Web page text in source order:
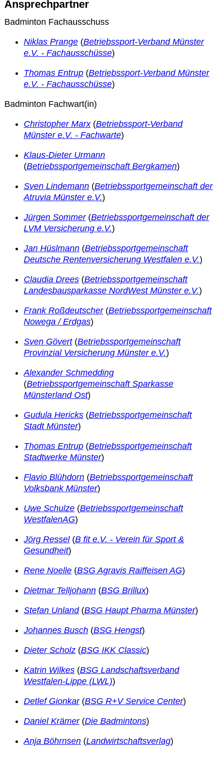
übergeordnete Verbände
12 Gründe
Chronik
Leitbild
Service
Anmeldung zum Erste-Hilfe-Kurs
Downloads
Kalender
Site Map
Anmelden
Betriebssportiade
Ansprechpartner
Badminton Fachausschuss
Niklas Prange (Betriebssport-Verband Münster
e.V. - Fachausschüsse)
Thomas Entrup (Betriebssport-Verband Münster
e.V. - Fachausschüsse)
Badminton Fachwart(in)
Christopher Marx(Betriebssport-Verband
Münster e.V. - Fachwarte)
Klaus-Dieter Urmann
(Betriebssportgemeinschaft Bergkamen)
Sven Lindemann (Betriebssportgemeinschaft der
Atruvia Münster e.V.)
Jürgen Sommer(Betriebssportgemeinschaft der
LVM Versicherung e.V.)
Jan Hüslmann (Betriebssportgemeinschaft
Deutsche Rentenversicherung Westfalen e.V.)
Claudia Drees (Betriebssportgemeinschaft
Landesbausparkasse NordWest Münster e.V.)
Frank Roßdeutscher(Betriebssportgemeinschaft
Nowega / Erdgas)
Sven Gövert(Betriebssportgemeinschaft
Provinzial Versicherung Münster e.V.)
Alexander Schmedding
(Betriebssportgemeinschaft Sparkasse
Münsterland Ost)
Gudula Hericks (Betriebssportgemeinschaft
Stadt Münster)
Thomas Entrup (Betriebssportgemeinschaft
Stadtwerke Münster)
Flavio Blühdorn (Betriebssportgemeinschaft
Volksbank Münster)
Uwe Schulze (Betriebssportgemeinschaft
WestfalenAG)
Jörg Ressel(B fit e.V. - Verein für Sport &
Gesundheit)
Rene Noelle (BSG Agravis Raiffeisen AG)
Dietmar Telljohann (BSG Brillux)
Stefan Unland(BSG Haupt Pharma Münster)
Johannes Busch (BSG Hengst)
Dieter Scholz (BSG IKK Classic)
Katrin Wilkes (BSG Landschaftsverband
Westfalen-Lippe (LWL))
Detlef Gionkar(BSG R+V Service Center)
Daniel Krämer(Die Badmintons)
Anja Böhrnsen (Landwirtschaftsverlag)